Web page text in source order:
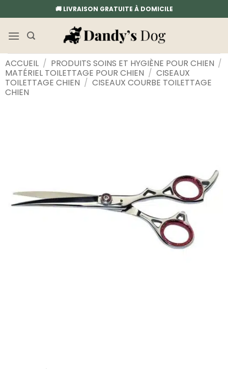
au
contenu
🚚 LIVRAISON GRATUITE À DOMICILE
ACCUEIL / PRODUITS SOINS ET HYGIÈNE POUR CHIEN /
MATÉRIEL TOILETTAGE POUR CHIEN / CISEAUX
TOILETTAGE CHIEN / CISEAUX COURBE TOILETTAGE
CHIEN